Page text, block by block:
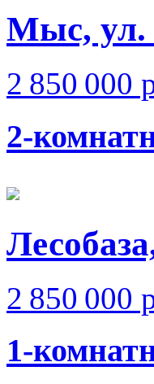
Мыс, ул.
2 850 000
2-
2 850 000
1-